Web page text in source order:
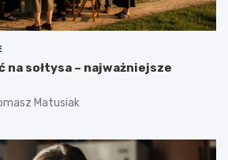
na sołtysa – najważniejsze
Matusiak